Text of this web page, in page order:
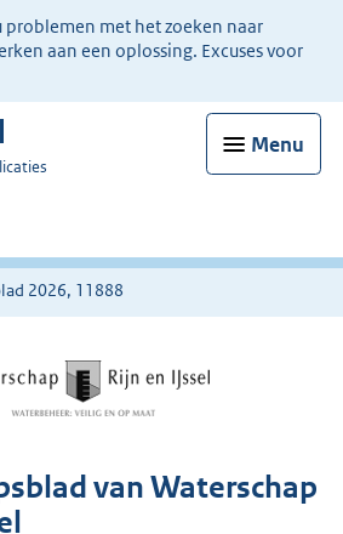
problemen met het zoeken naar
aan een oplossing. Excuses voor
Menu
2026, 11888
van Waterschap